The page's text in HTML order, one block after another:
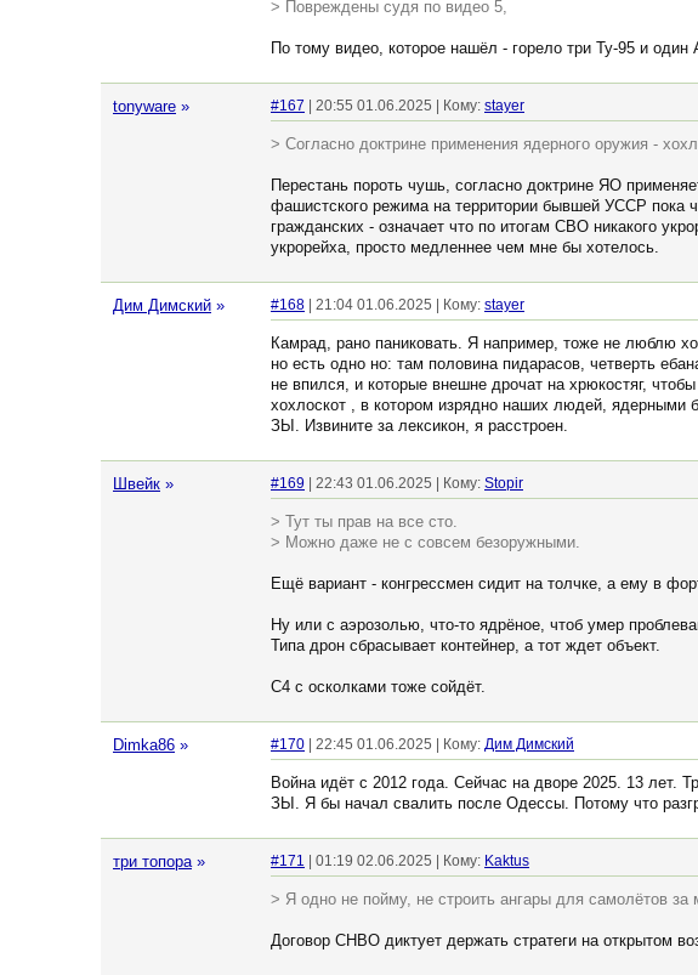
> Повреждены судя по видео 5,
По тому видео, которое нашёл - горело три Ту-95 и один
tonyware » #167 | 20:55 01.06.2025 | Кому: stayer
> Согласно доктрине применения ядерного оружия -
Перестань пороть чушь, согласно доктрине ЯО
фашистского режима на территории бывшей УССР пока
гражданских - означает что по итогам СВО никакого
укрорейха, просто медленнее чем мне бы хотелось.
Дим Димский » #168 | 21:04 01.06.2025 | Кому: stayer
Камрад, рано паниковать. Я например, тоже не люблю
но есть одно но: там половина пидарасов, четверть
не впился, и которые внешне дрочат на хрюкостяг,
хохлоскот , в котором изрядно наших людей, ядерными
ЗЫ. Извините за лексикон, я расстроен.
Швейк » #169 | 22:43 01.06.2025 | Кому: Stopir
> Тут ты прав на все сто.
> Можно даже не с совсем безоружными.
Ещё вариант - конгрессмен сидит на толчке, а ему в
Ну или с аэрозолью, что-то ядрёное, чтоб умер
Типа дрон сбрасывает контейнер, а тот ждет объект.
С4 с осколками тоже сойдёт.
Dimka86 » #170 | 22:45 01.06.2025 | Кому: Дим Димский
Война идёт с 2012 года. Сейчас на дворе 2025. 13 лет.
ЗЫ. Я бы начал свалить после Одессы. Потому что
три топора » #171 | 01:19 02.06.2025 | Кому: Kaktus
> Я одно не пойму, не строить ангары для самолётов
Договор СНВО диктует держать стратеги на открытом